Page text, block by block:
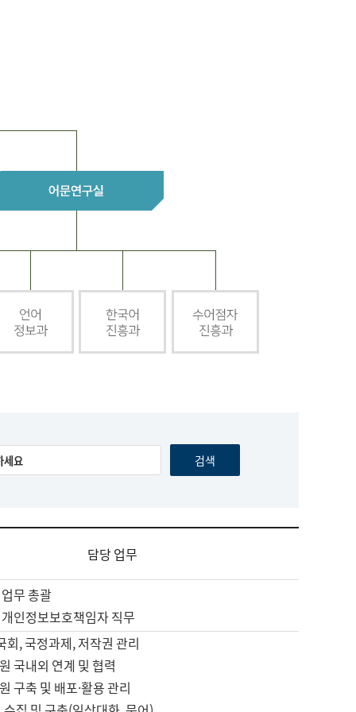
담당 업무
무 총괄
인정보보호책임자 직무
회, 국정과제, 저작권 관리
국내외 연계 및 협력
구축 및 배포·활용 관리